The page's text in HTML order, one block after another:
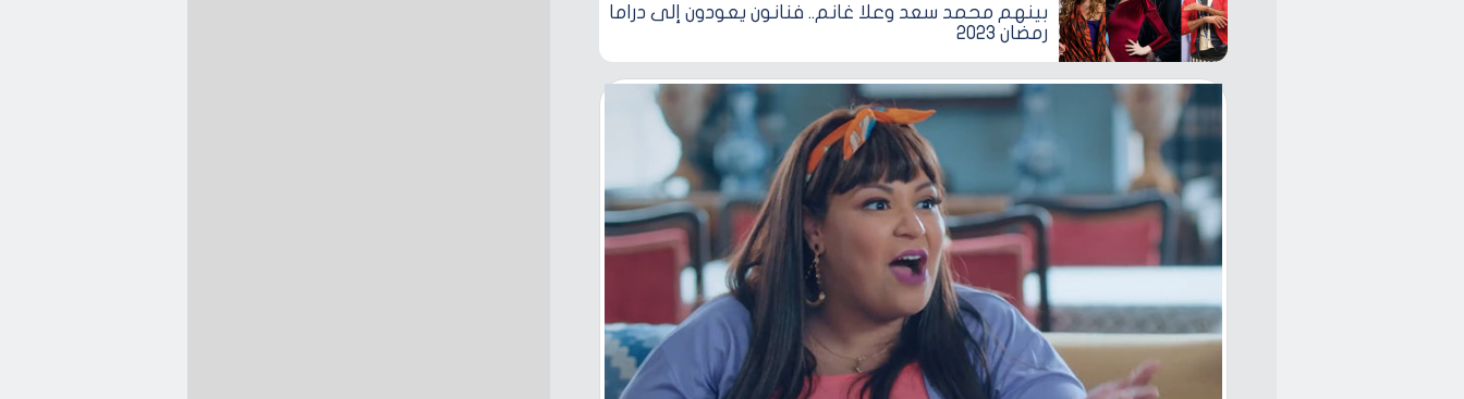
بينهم محمد سعد وعلا غانم.. فنانون يعودون إلى دراما
رمضان 2023